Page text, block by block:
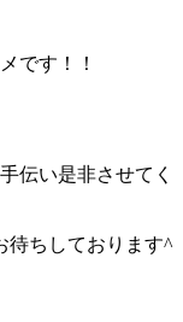
です！！
伝い是非させてく
待ちしております^